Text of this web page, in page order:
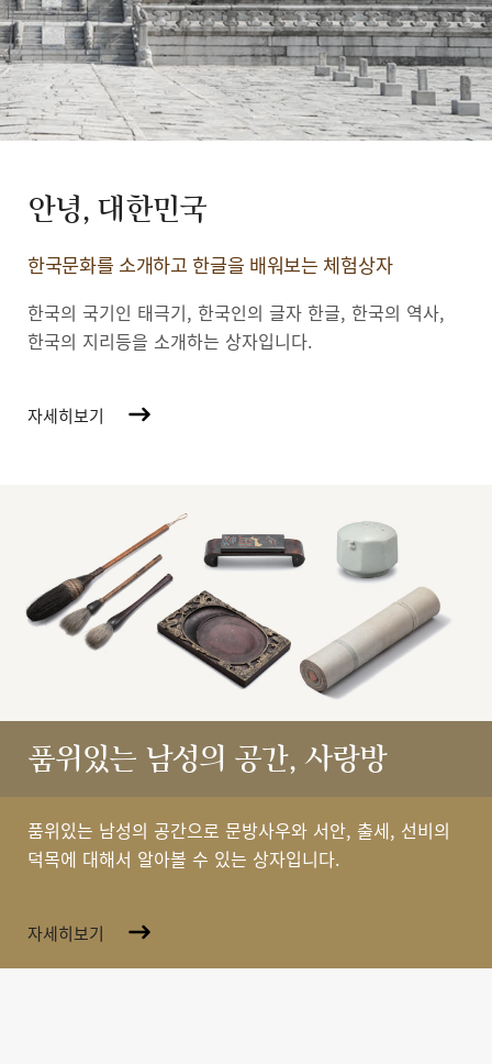
안녕, 대한민국
한국문화를 소개하고 한글을 배워보는 체험상자
한국의 국기인 태극기, 한국인의 글자 한글, 한국의 역사,
한국의 지리등을 소개하는 상자입니다.
자세히보기
품위있는 남성의 공간, 사랑방
품위있는 남성의 공간으로 문방사우와 서안, 출세, 선비의
덕목에 대해서 알아볼 수 있는 상자입니다.
자세히보기